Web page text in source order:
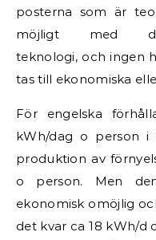
posterna som är
möjligt med
teknologi, och ingen
tas till ekonomiska
För engelska
kWh/dag o person i
produktion av
o person. Men
ekonomisk omöjlig
det kvar ca 18 kWh/d